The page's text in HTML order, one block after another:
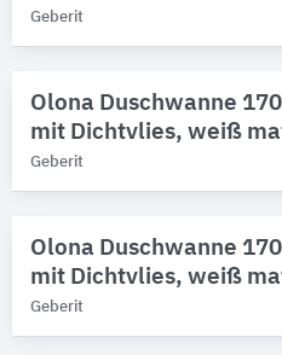
Geberit
Olona Duschwanne
mit Dichtvlies, weiß
Geberit
Olona Duschwanne
mit Dichtvlies, weiß
Geberit